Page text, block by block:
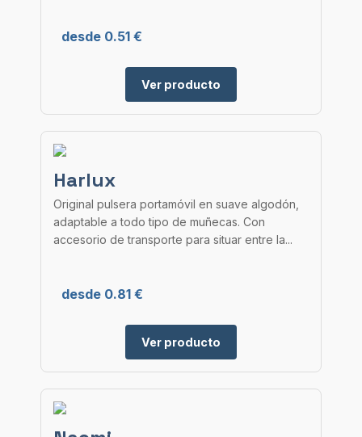
desde 0.51 €
Ver producto
Harlux
Original pulsera portamóvil en suave algodón,
adaptable a todo tipo de muñecas. Con
accesorio de transporte para situar entre la...
desde 0.81 €
Ver producto